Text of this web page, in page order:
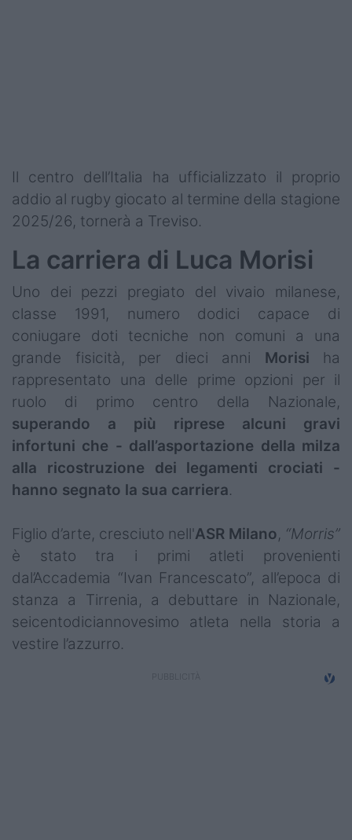
Il centro dell’Italia ha ufficializzato il proprio
addio al rugby giocato al termine della stagione
2025/26, tornerà a Treviso.
La carriera di Luca Morisi
Uno dei pezzi pregiato del vivaio milanese,
classe 1991, numero dodici capace di
coniugare doti tecniche non comuni a una
grande fisicità, per dieci anni Morisi ha
rappresentato una delle prime opzioni per il
ruolo di primo centro della Nazionale,
superando a più riprese alcuni gravi
infortuni che - dall’asportazione della milza
alla ricostruzione dei legamenti crociati -
hanno segnato la sua carriera.
Figlio d’arte, cresciuto nell'ASR Milano, “Morris”
è stato tra i primi atleti provenienti
dal’Accademia “Ivan Francescato”, all’epoca di
stanza a Tirrenia, a debuttare in Nazionale,
seicentodiciannovesimo atleta nella storia a
vestire l’azzurro.